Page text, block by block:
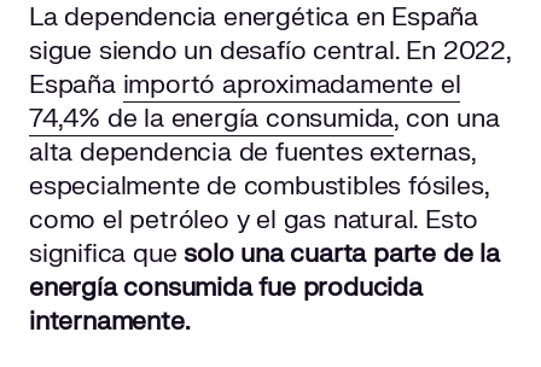
Tipos de microgrid
1. Microgrids on-grid
2. Microgrids off-grid
¿Cómo funciona una microgrid?
1. Generación de energía
2. Almacenamiento de energía
3. Distribución de energía
4. Control y gestión inteligente
La dependencia energética en España
sigue siendo un desafío central. En 2022,
España importó aproximadamente el
74,4% de la energía consumida, con una
alta dependencia de fuentes externas,
especialmente de combustibles fósiles,
como el petróleo y el gas natural. Esto
significa quesolo una cuarta parte de la
energía consumida fue producida
internamente.